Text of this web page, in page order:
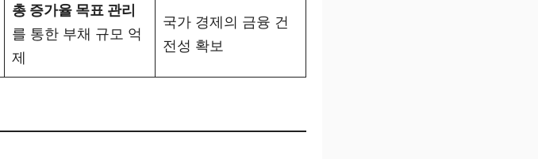
총 증가율 목표 관리
를 통한 부채 규모 억
제
국가 경제의 금융 건
전성 확보